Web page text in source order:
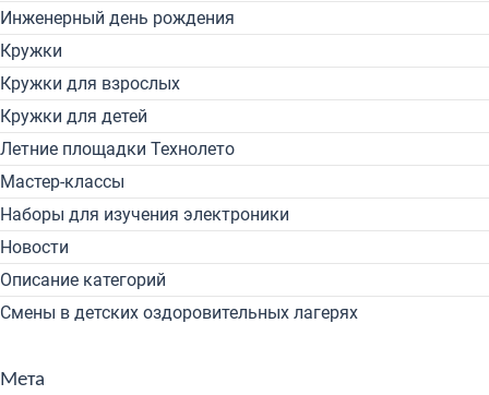
Инженерный день рождения
Кружки
Кружки для взрослых
Кружки для детей
Летние площадки Технолето
Мастер-классы
Наборы для изучения электроники
Новости
Описание категорий
Смены в детских оздоровительных лагерях
Мета